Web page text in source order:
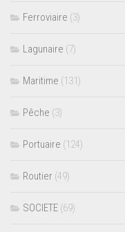
Ferroviaire (3)
Lagunaire (7)
Maritime (131)
Pêche (3)
Portuaire (124)
Routier (49)
SOCIETE (69)